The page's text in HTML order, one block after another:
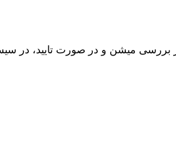
بررسی میشن و در صورت تایید، در